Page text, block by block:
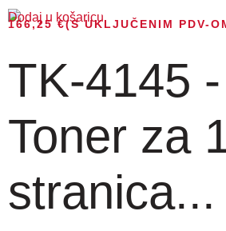
166,25€(S UKLJUČENIM PDV-
Dodaj u košaricu
TK-4145 -
Toner za
stranica...